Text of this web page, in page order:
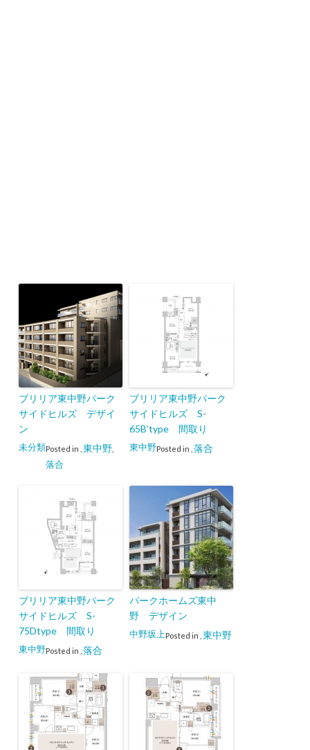
ブリリア東中野パーク
サイドヒルズ デザイ
ン
Posted in
未分類 東中野,
落合
ブリリア東中野パーク
サイドヒルズ S-
65B’type 間取り
Posted in
東中野 落合
ブリリア東中野パーク
サイドヒルズ S-
75Dtype 間取り
Posted in
東中野 落合
パークホームズ東中
野 デザイン
Posted in
中野坂上 東中野